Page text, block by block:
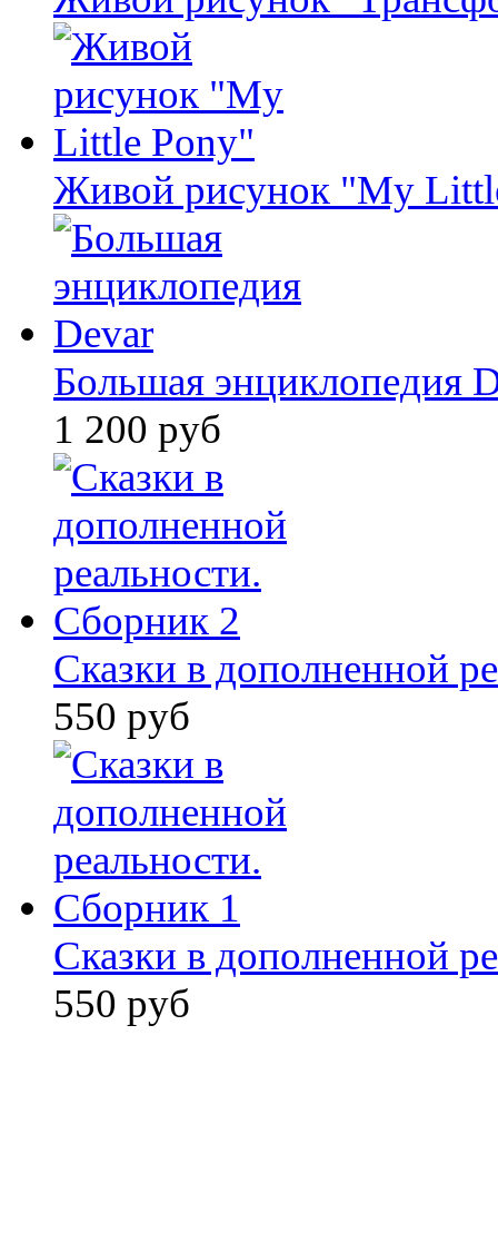
Живой рисунок "My
Большая энциклопедия
1 200 руб
Сказки в дополненной
550 руб
Сказки в дополненной
550 руб